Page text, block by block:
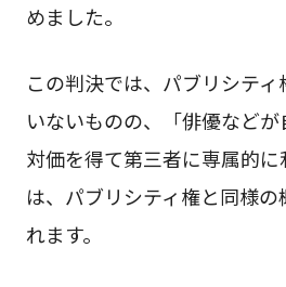
めました。
この判決では、パブリシテ
いないものの、「俳優など
対価を得て第三者に専属的に
は、パブリシティ権と同様
れます。